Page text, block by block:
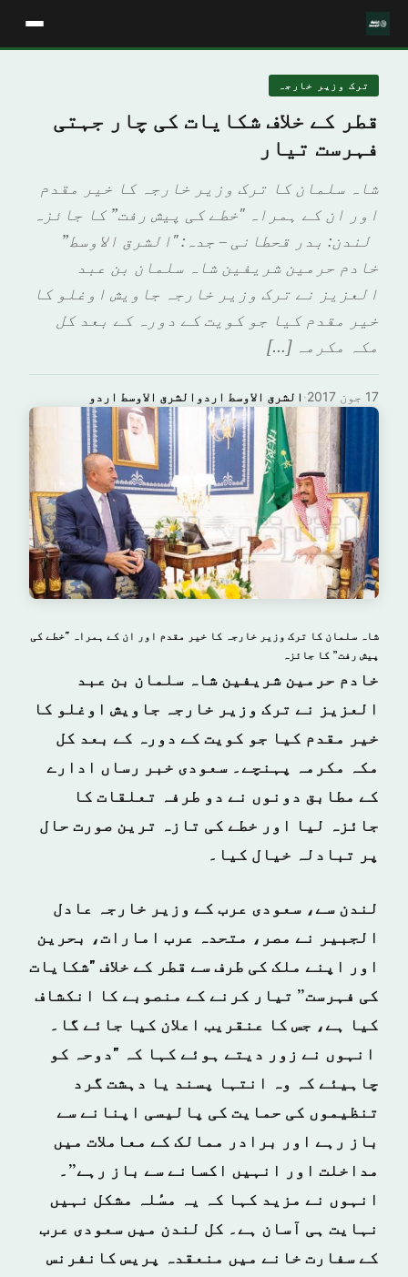
ترک وزیر خارجہ
قطر کے خلاف شکایات کی چار جہتی
فہرست تیار
شاہ سلمان کا ترک وزیر خارجہ کا خیر مقدم
اور ان کے ہمراہ "خطے کی پیش رفت” کا جائزہ
لندن: بدر قحطانی – جدہ: "الشرق الاوسط”
خادم حرمین شریفین شاہ سلمان بن عبد
العزیز نے ترک وزیر خارجہ جاویش اوغلو کا
خیر مقدم کیا جو کویت کے دورہ کے بعد کل
مکہ مکرمہ […]
الشرق الاوسط اردوالشرق الاوسط اردو · 17 جون 2017
شاہ سلمان کا ترک وزیر خارجہ کا خیر مقدم اور ان کے ہمراہ "خطے کی
پیش رفت” کا جائزہ
خادم حرمین شریفین شاہ سلمان بن عبد
العزیز نے ترک وزیر خارجہ جاویش اوغلو کا
خیر مقدم کیا جو کویت کے دورہ کے بعد کل
مکہ مکرمہ پہنچے۔ سعودی خبر رساں ادارے
کے مطابق دونوں نے دو طرفہ تعلقات کا
جائزہ لیا اور خطے کی تازہ ترین صورت حال
پر تبادلہ خیال کیا۔
لندن سے، سعودی عرب کے وزیر خارجہ عادل
الجبیر نے مصر، متحدہ عرب امارات، بحرین
اور اپنے ملک کی طرف سے قطر کے خلاف "شکایات
کی فہرست” تیار کرنے کے منصوبے کا انکشاف
کیا ہے، جس کا عنقریب اعلان کیا جائے گا۔
انہوں نے زور دیتے ہوئے کہا کہ "دوحہ کو
چاہیئے کہ وہ انتہا پسند یا دہشت گرد
تنظیموں کی حمایت کی پالیسی اپنانے سے
باز رہے اور برادر ممالک کے معاملات میں
مداخلت اور انہیں اکسانے سے باز رہے”۔
انہوں نے مزید کہا کہ یہ مسٔلہ مشکل نہیں
نہایت ہی آسان ہے۔ کل لندن میں سعودی عرب
کے سفارت خانے میں منعقدہ پریس کانفرنس